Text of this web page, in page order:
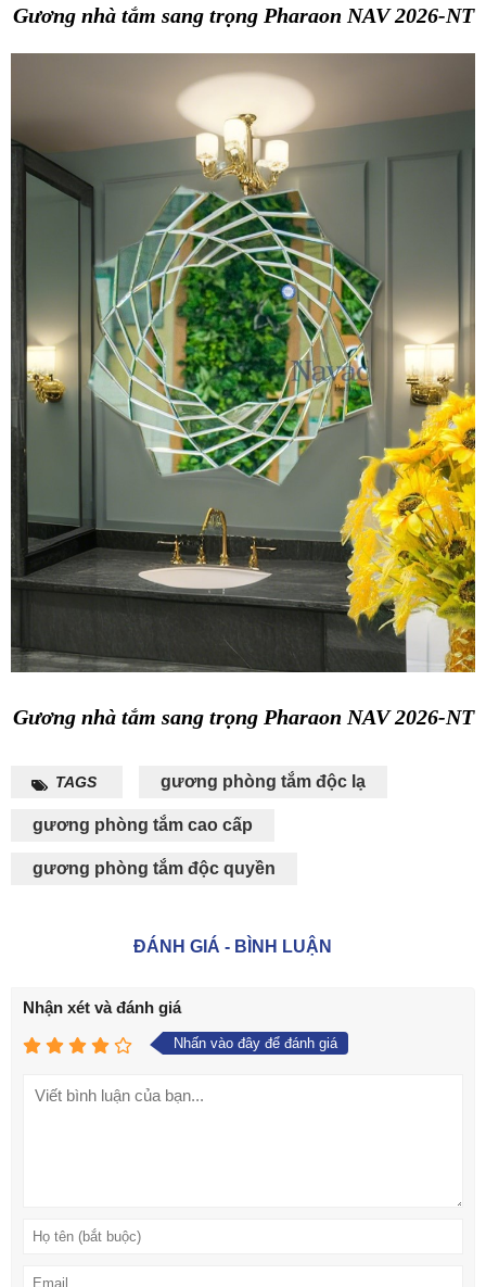
Gương nhà tắm sang trọng Pharaon NAV 2026-NT
Gương nhà tắm sang trọng Pharaon NAV 2026-NT
TAGS gương phòng tắm độc lạ
gương phòng tắm cao cấp
gương phòng tắm độc quyền
ĐÁNH GIÁ - BÌNH LUẬN
Nhận xét và đánh giá
Nhấn vào đây để đánh giá